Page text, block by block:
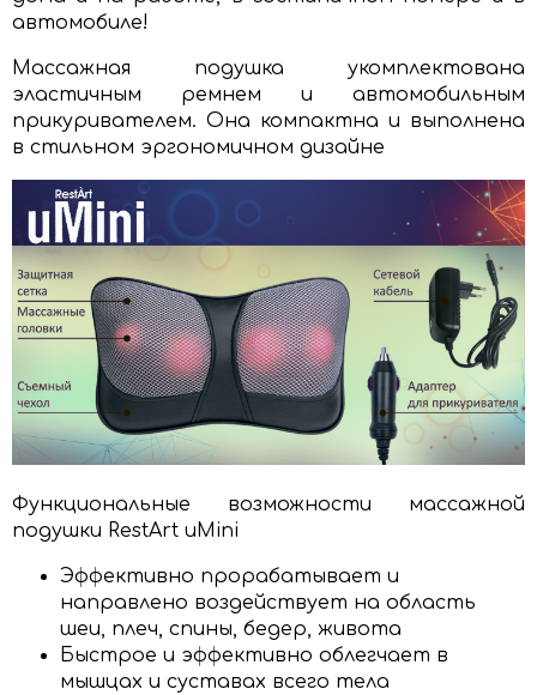
автомобиле!
Массажная подушка укомплектована
эластичным ремнем и автомобильным
прикуривателем. Она компактна и выполнена
в стильном эргономичном дизайне
Функциональные возможности массажной
подушки RestArt uMini
Эффективно прорабатывает и
направлено воздействует на область
шеи, плеч, спины, бедер, живота
Быстрое и эффективно облегчает в
мышцах и суставах всего тела